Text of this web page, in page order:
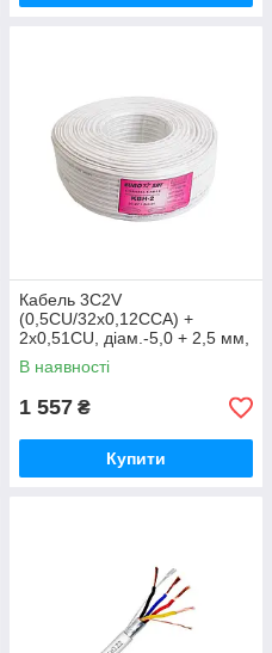
Кабель 3С2V
(0,5CU/32х0,12CCA) +
2х0,51CU, діам.-5,0 + 2,5 мм,
чорний, 100 м.
В наявності
1 557 ₴
Купити